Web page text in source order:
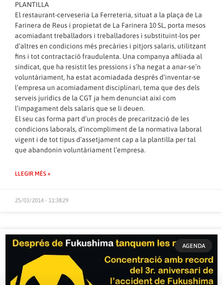
PLANTILLA
El restaurant-cerveseria La Ferreteria, situat a la plaça de La
Farinera de Reus i propietat de La Farinera 10 SL, porta mesos
acomiadant treballadors i treballadores i substituint-los per
d’altres en condicions més precàries i pitjors salaris, utilitzant
fins i tot contractació fraudulenta. Una companya afiliada al
sindicat, que ha resistit les pressions i s’ha negat a anar-se’n
voluntàriament, ha estat acomiadada després d’inventar-se
l’empresa un acomiadament disciplinari, tema que des dels
serveis jurídics de la CGT ja hem denunciat així com
l’impagament dels salaris que se li deuen.
El seu cas forma part d’un procés de precarització de les
condicions laborals, d’incompliment de la normativa laboral
vigent i de tot tipus d’assetjament cap a la plantilla per tal
que abandonin voluntàriament l’empresa.
LLEGIR MÉS »
25/03/2014 - 11:38:29
AGENDA